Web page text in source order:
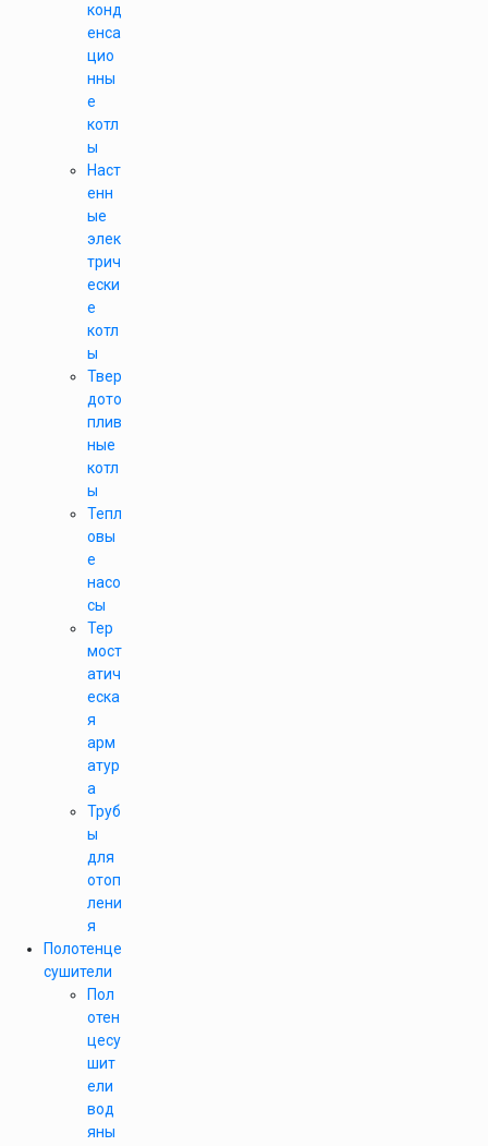
конд
енса
цио
нны
е
котл
ы
Наст
енн
ые
элек
трич
ески
е
котл
ы
Твер
дото
плив
ные
котл
ы
Тепл
овы
е
насо
сы
Тер
мост
атич
еска
я
арм
атур
а
Труб
ы
для
отоп
лени
я
Полотенце
сушители
Пол
отен
цесу
шит
ели
вод
яны